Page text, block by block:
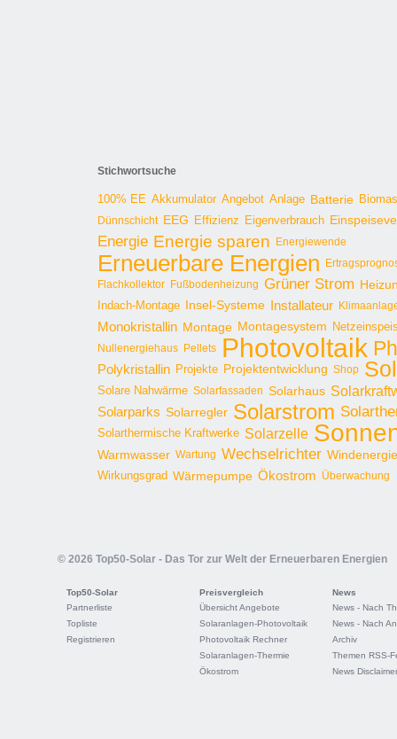
Stichwortsuche
100% EE Akkumulator Angebot Anlage Batterie
Dünnschicht EEG Effizienz Eigenverbrauch
Energie Energie sparen Energiewende
Erneuerbare Energien
Flachkollektor Fußbodenheizung Grüner Strom
Indach-Montage Insel-Systeme Installateur
Monokristallin Montage Montagesystem
Nullenergiehaus Pellets Photovoltaik
Polykristallin Projekte Projektentwicklung Shop
Solare Nahwärme Solarfassaden Solarhaus
Solarparks Solarregler Solarstrom
Solarthermische Kraftwerke Solarzelle
Warmwasser Wartung Wechselrichter Windenergie
Wirkungsgrad Wärmepumpe Ökostrom Überwachung
© 2026 Top50-Solar - Das Tor zur Welt der Erneuerbaren Energien
Top50-Solar
Partnerliste
Topliste
Registrieren
Preisvergleich
Übersicht Angebote
Solaranlagen-Photovoltaik
Photovoltaik Rechner
Solaranlagen-Thermie
Ökostrom
News
News - Nach
News - Nach
Archiv
Themen RSS-
News Disclaimer